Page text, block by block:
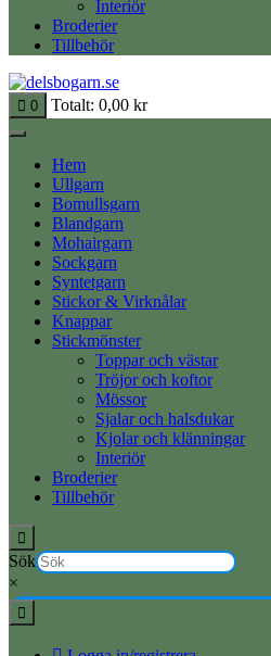
Interiör
Broderier
Tillbehör
0 Totalt: 0,00 kr
Hem
Ullgarn
Bomullsgarn
Blandgarn
Mohairgarn
Sockgarn
Syntetgarn
Stickor & Virknålar
Knappar
Stickmönster
Toppar och västar
Tröjor och koftor
Mössor
Sjalar och halsdukar
Kjolar och klänningar
Interiör
Broderier
Tillbehör
Sök
×